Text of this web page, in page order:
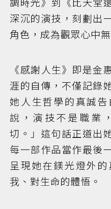
深沉的演技，刻劃出
角色，成為觀眾心中
《感謝人生》即是金
涯的自傳，不僅記錄
她人生哲學的真誠
說，演技不是職業
切。」這句話正道出
每一部作品當作最後
呈現她在鎂光燈外
我、對生命的體悟。